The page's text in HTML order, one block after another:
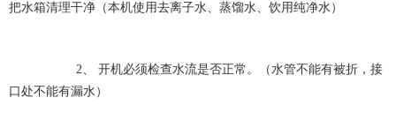
把水箱清理干净（本机使用去离子水、蒸馏水、饮用纯净水）
2、 开机必须检查水流是否正常。（水管不能有被折，接
口处不能有漏水）